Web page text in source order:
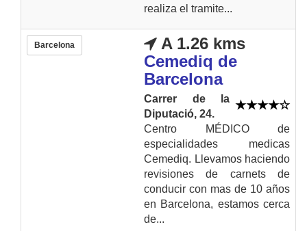
realiza el tramite...
Barcelona
A 1.26 kms
Cemediq de
Barcelona
Carrer de la
Diputació, 24.
Centro MÉDICO de
especialidades medicas
Cemediq. Llevamos haciendo
revisiones de carnets de
conducir con mas de 10 años
en Barcelona, estamos cerca
de...